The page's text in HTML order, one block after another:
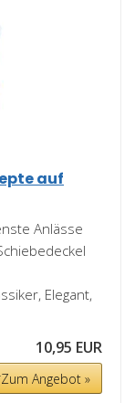
auf
Anlässe
Elegant,
10,95 EUR
Angebot »